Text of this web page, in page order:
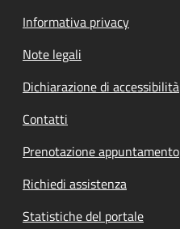
Informativa privacy
Note legali
Dichiarazione di accessibilità
Contatti
Prenotazione appuntamento
Richiedi assistenza
Statistiche del portale